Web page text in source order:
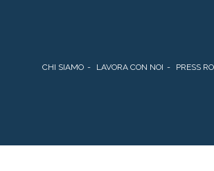
CHI SIAMO
LAVORA CON NOI PRESS